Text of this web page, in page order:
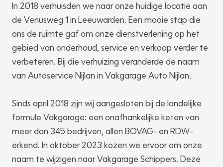
In 2018 verhuisden we naar onze huidige locatie aan
de Venusweg 1 in Leeuwarden. Een mooie stap die
ons de ruimte gaf om onze dienstverlening op het
gebied van onderhoud, service en verkoop verder te
verbeteren. Bij die verhuizing veranderde de naam
van Autoservice Nijlan in Vakgarage Auto Nijlan.
Sinds april 2018 zijn wij aangesloten bij de landelijke
formule Vakgarage: een onafhankelijke keten van
meer dan 345 bedrijven, allen BOVAG- en RDW-
erkend. In oktober 2023 kozen we ervoor om onze
naam te wijzigen naar Vakgarage Schippers. Deze